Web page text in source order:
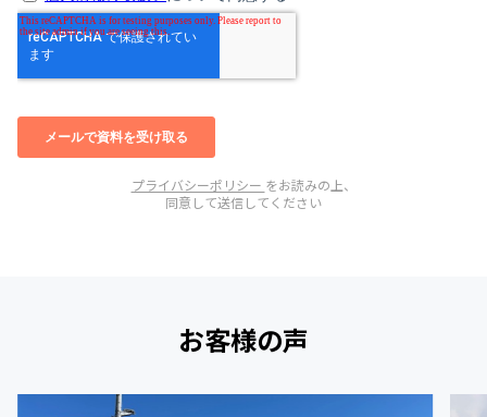
プライバシーポリシー をお読みの上、
同意して送信してください
お客様の声